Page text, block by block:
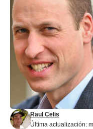
Última actualización:
Raul Celis